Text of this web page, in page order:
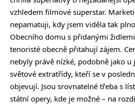
vzhledem filmové superstar.
nepamatuji, kdy jsem viděla tak
Obecního domu s přidanými
tenoristé obecně přitahují zájem.
nebyly právě nízké, podobně jako
světové extratřídy, kteří se v
objevují. Jsou srovnatelné třeba s
státní opery, kde je možné – na